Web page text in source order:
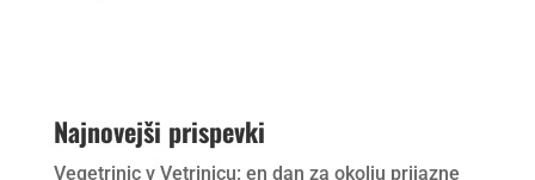
Najnovejši prispevki
Vegetrinjc v Vetrinjcu: en dan za okolju prijazne